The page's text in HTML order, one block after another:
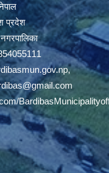
प्रदेश
नगरपालिका
,